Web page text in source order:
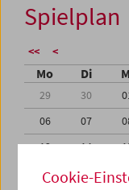
Spielplan
<< <
Mo Di
29 30
06
07
13
14
20
21
Cookie-